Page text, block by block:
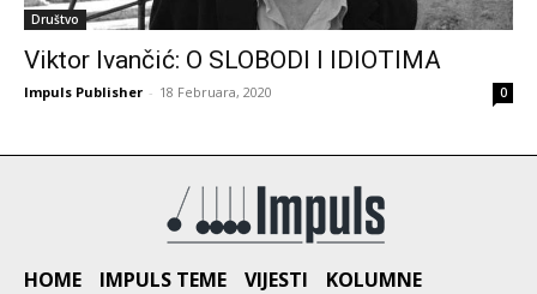
Društvo
Viktor Ivančić: O SLOBODI I IDIOTIMA
Impuls Publisher - 18 Februara, 2020 0
HOME IMPULS TEME VIJESTI
KOLUMNE